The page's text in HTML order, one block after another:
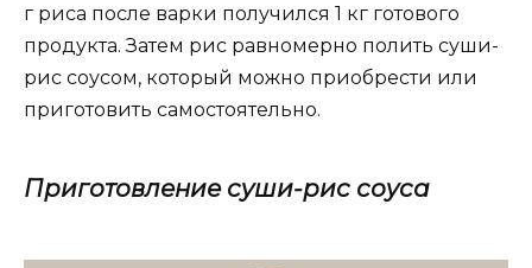
г риса после варки получился 1 кг готового
продукта. Затем рис равномерно полить суши-
рис соусом, который можно приобрести или
приготовить самостоятельно.
Приготовление суши-рис соуса